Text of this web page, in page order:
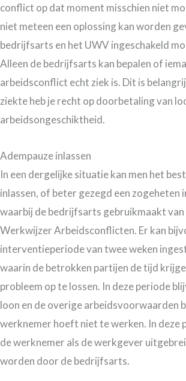
conflict op dat moment misschien niet
niet meteen een oplossing kan worden
bedrijfsarts en het UWV ingeschakeld
Alleen de bedrijfsarts kan bepalen of
arbeidsconflict echt ziek is. Dit is
ziekte heb je recht op doorbetaling van
arbeidsongeschiktheid.
Adempauze inlassen
In een dergelijke situatie kan men het
inlassen, of beter gezegd een
waarbij de bedrijfsarts gebruikmaakt van
Werkwijzer Arbeidsconflicten. Er kan
interventieperiode van twee weken
waarin de betrokken partijen de tijd
probleem op te lossen. In deze periode
loon en de overige arbeidsvoorwaarden
werknemer hoeft niet te werken. In deze
de werknemer als de werkgever
worden door de bedrijfsarts.